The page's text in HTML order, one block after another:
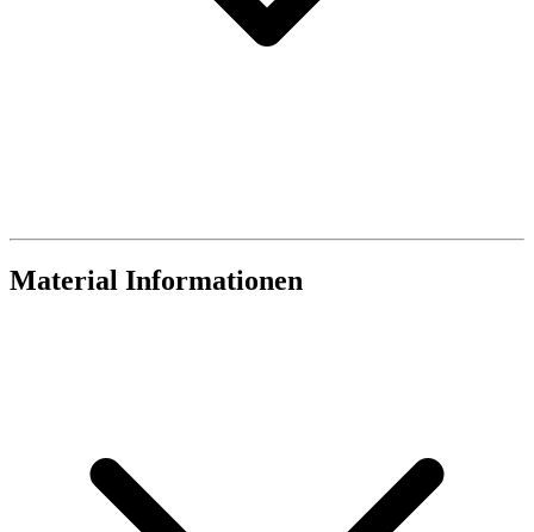
Material Informationen